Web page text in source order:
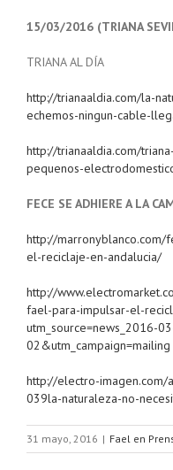
15/03/2016 (TRIANA
TRIANA AL DÍA
http://trianaaldia.com/la-
echemos-ningun-cable-
http://trianaaldia.com/
pequenos-
FECE SE ADHIERE A LA
http://
el-reciclaje-en-andalucia/
http://
fael-para-impulsar-el-
utm_source=news_2016-
02&utm_campaign=mailing
http://electro-imagen.com/
039la-naturaleza-no-
31 mayo, 2016 | Fael en